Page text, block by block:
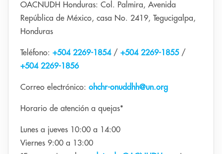
OACNUDH Honduras: Col. Palmira, Avenida
República de México, casa No. 2419, Tegucigalpa,
Honduras
Teléfono: +504 2269-1854/ +504 2269-1855/
+504 2269-1856
Correo electrónico: ohchr-onuddhh@un.org
Horario de atención a quejas*
Lunes a jueves 10:00 a 14:00
Viernes 9:00 a 13:00